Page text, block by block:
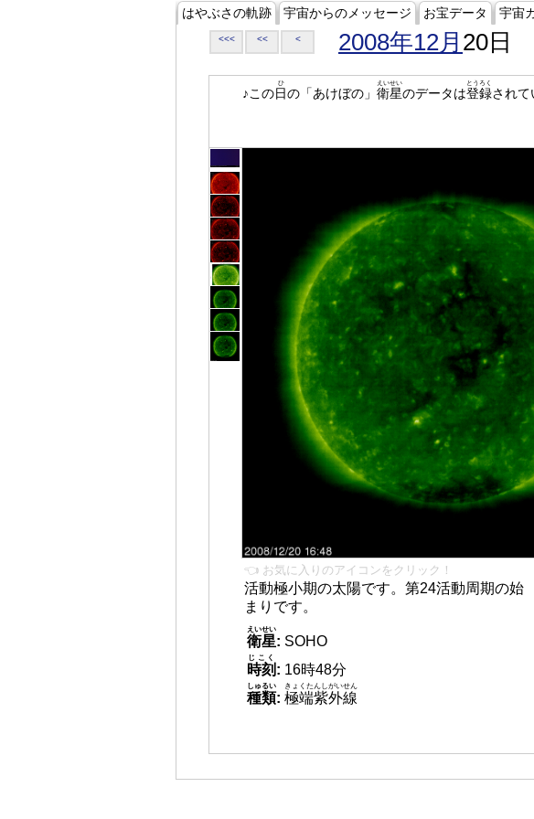
はやぶさの軌跡 宇宙からのメッセージ お宝データ 宇宙
<<< << < 2008年12月 20日
♪この日
ひ
の「あけぼの」 衛星
えいせい
のデータは登録
とうろく
されて
👈 お気に入りのアイコンをクリック！
活動極小期の太陽です。第24活動周期の始
まりです。
衛星
えいせい
: SOHO
時刻
じこく
: 16時48分
種類
しゅるい
: 極端紫外線
きょくたんしがいせん